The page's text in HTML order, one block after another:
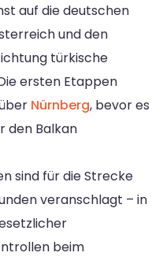
auf die deutschen
und den
türkische
ersten Etappen
Nürnberg, bevor es
den Balkan
sind für die Strecke
veranschlagt – in
beim